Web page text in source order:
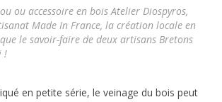
ou accessoire en bois Atelier Diospyros,
Made In France, la création locale en
le savoir-faire de deux artisans Bretons
!
en petite série, le veinage du bois peut